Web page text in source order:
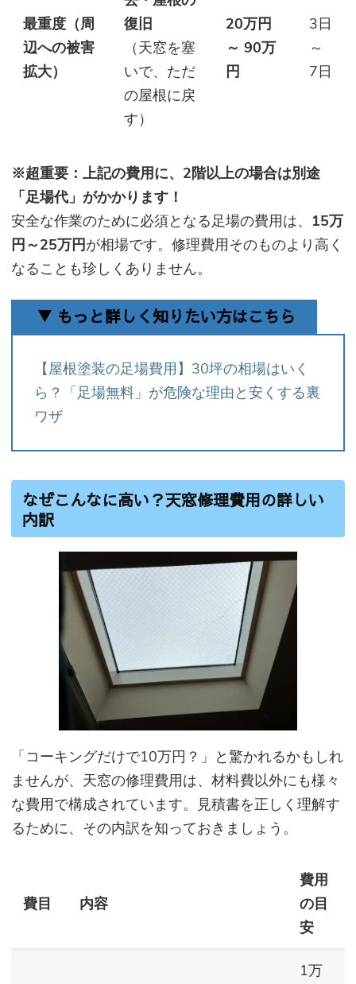
最重度（周
辺への被害
拡大）
復旧
（天窓を塞
いで、ただ
の屋根に戻
す）
20万円
～ 90万
円
3日
～
7日
※超重要：上記の費用に、2階以上の場合は別途
「足場代」がかかります！
安全な作業のために必須となる足場の費用は、 15万
円～25万円が相場です。修理費用そのものより高く
なることも珍しくありません。
▼ もっと詳しく知りたい方はこちら
【屋根塗装の足場費用】30坪の相場はいく
ら？「足場無料」が危険な理由と安くする裏
ワザ
なぜこんなに高い？天窓修理費用の詳しい
内訳
「コーキングだけで10万円？」と驚かれるかもしれ
ませんが、天窓の修理費用は、材料費以外にも様々
な費用で構成されています。見積書を正しく理解す
るために、その内訳を知っておきましょう。
費目 内容
費用
の目
安
1万